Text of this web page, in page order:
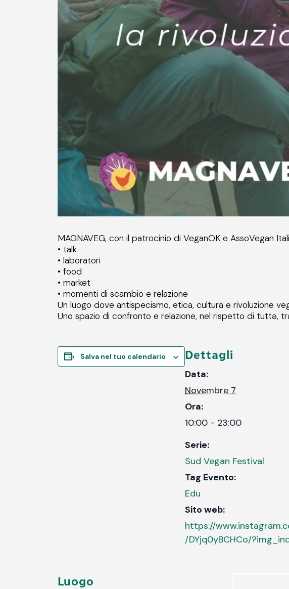
MAGNAVEG, con il patrocinio di VeganOK e AssoVegan
• talk
• laboratori
• food
• market
• momenti di scambio e relazione
Un luogo dove antispecismo, etica, cultura e rivoluzione
Uno spazio di confronto e relazione, nel rispetto di tuttə,
Salva nel tuo calendario Dettagli
Data:
Novembre 7
Ora:
10:00 - 23:00
Serie:
Sud Vegan Festival
Tag Evento:
Edu
Sito web:
https://
/DYjq0yBCHCo/
Luogo